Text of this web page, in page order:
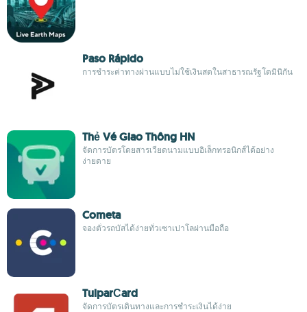
Paso Rápido
การชำระค่าทางผ่านแบบไม่ใช้เงินสดในสาธารณรัฐโดมินิกัน
Thẻ Vé Giao Thông HN
จัดการบัตรโดยสารเวียดนามแบบอิเล็กทรอนิกส์ได้อย่าง
ง่ายดาย
Cometa
จองตั๋วรถบัสได้ง่ายทั่วเซาเปาโลผ่านมือถือ
TulparСard
จัดการบัตรเดินทางและการชำระเงินได้ง่าย